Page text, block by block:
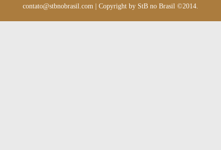
contato@stbnobrasil.com
Copyright by StB no Brasil ©2014